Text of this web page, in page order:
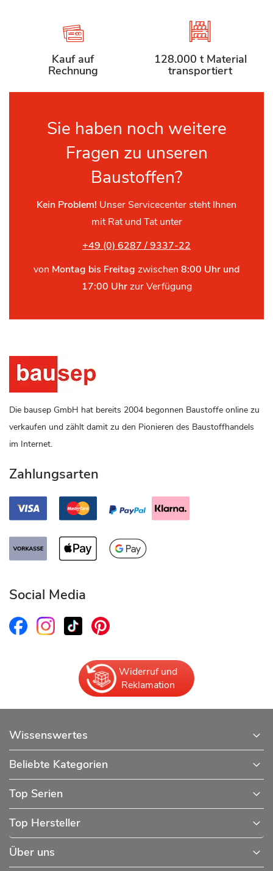
Kauf auf
Rechnung
128.000 t Material
transportiert
Sie haben noch weitere
Fragen zu unseren
Baustoffen?
Kein Problem! Unser Servicecenter steht Ihnen
mit Rat und Tat unter
+49 (0) 6287 / 9337-22
von Montag bis Freitag zwischen 8:00 Uhr und
17:00 Uhrzur Verfügung
Die bausep GmbH hat bereits 2004 begonnen Baustoffe online zu
verkaufen und zählt damit zu den Pionieren des Baustoffhandels
im Internet.
Zahlungsarten
Social Media
Widerruf und
Reklamation
Wissenswertes
Beliebte Kategorien
Top Serien
Top Hersteller
Über uns